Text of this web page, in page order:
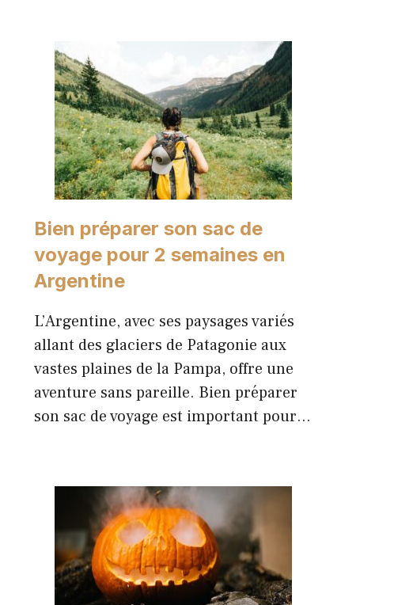
Bien préparer son sac de
voyage pour 2 semaines en
Argentine
L’Argentine, avec ses paysages variés
allant des glaciers de Patagonie aux
vastes plaines de la Pampa, offre une
aventure sans pareille. Bien préparer
son sac de voyage est important pour…